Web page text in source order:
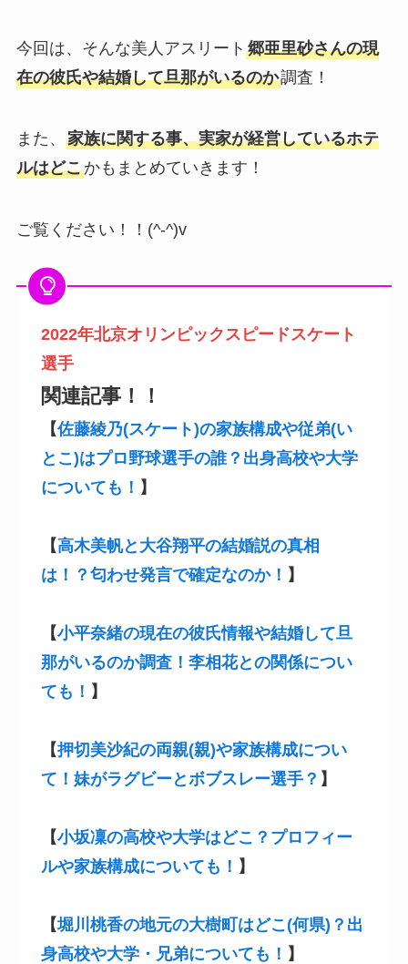
今回は、そんな美人アスリート 郷亜里砂さんの現
在の彼氏や結婚して旦那がいるのか調査！
また、 家族に関する事、実家が経営しているホテ
ルはどこかもまとめていきます！
ご覧ください！！(^-^)v
2022年北京オリンピック スピードスケート
選手
関連記事！！
【佐藤綾乃(スケート)の家族構成や従弟(い
とこ)はプロ野球選手の誰？出身高校や大学
についても！ 】
【高木美帆と大谷翔平の結婚説の真相
は！？匂わせ発言で確定なのか！ 】
【小平奈緒の現在の彼氏情報や結婚して旦
那がいるのか調査！李相花との関係につい
ても！ 】
【押切美沙紀の両親(親)や家族構成につい
て！妹がラグビーとボブスレー選手？ 】
【小坂凜の高校や大学はどこ？プロフィー
ルや家族構成についても！ 】
【堀川桃香の地元の大樹町はどこ(何県)？出
身高校や大学・兄弟についても！ 】